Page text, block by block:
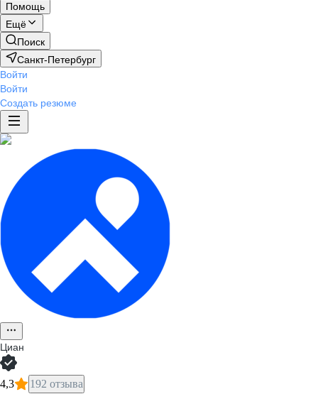
Помощь
Ещё
Поиск
Санкт-Петербург
Войти
Войти
Создать резюме
Циан
4,3 192 отзыва